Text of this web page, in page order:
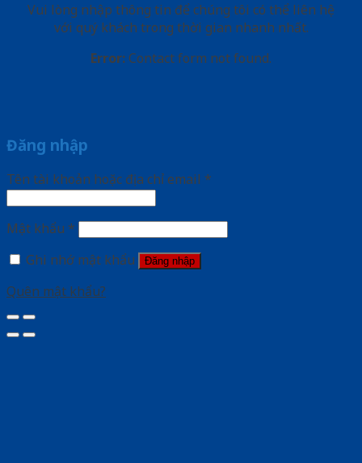
Vui lòng nhập thông tin để chúng tôi có thể liên hệ
với quý khách trong thời gian nhanh nhất.
Error: Contact form not found.
Đăng nhập
Tên tài khoản hoặc địa chỉ email *
Mật khẩu *
Ghi nhớ mật khẩu
Đăng nhập
Quên mật khẩu?